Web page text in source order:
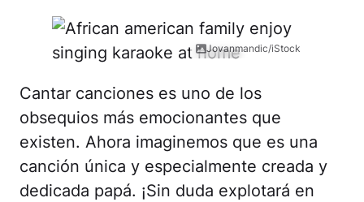
Jovanmandic/iStock
Cantar canciones es uno de los
obsequios más emocionantes que
existen. Ahora imaginemos que es una
canción única y especialmente creada y
dedicada papá. ¡Sin duda explotará en